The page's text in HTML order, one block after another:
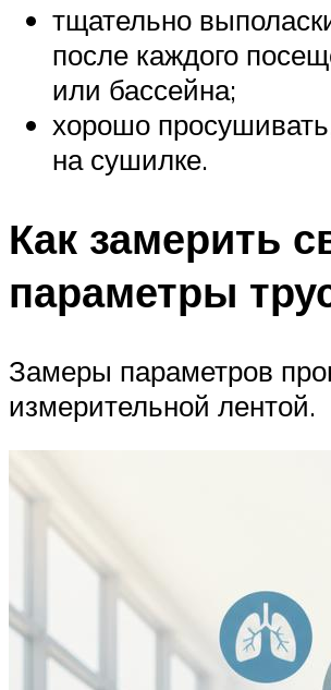
тщательно
после каждого
или бассейна;
хорошо
на сушилке.
Как замерить
параметры
Замеры параметров
измерительной лентой.